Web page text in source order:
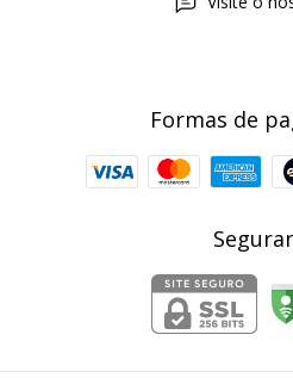
Formas de